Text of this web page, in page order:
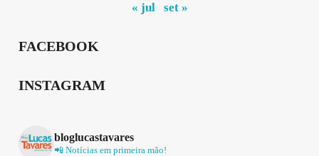
« jul set »
FACEBOOK
INSTAGRAM
bloglucastavares
📲 Notícias em primeira mão!